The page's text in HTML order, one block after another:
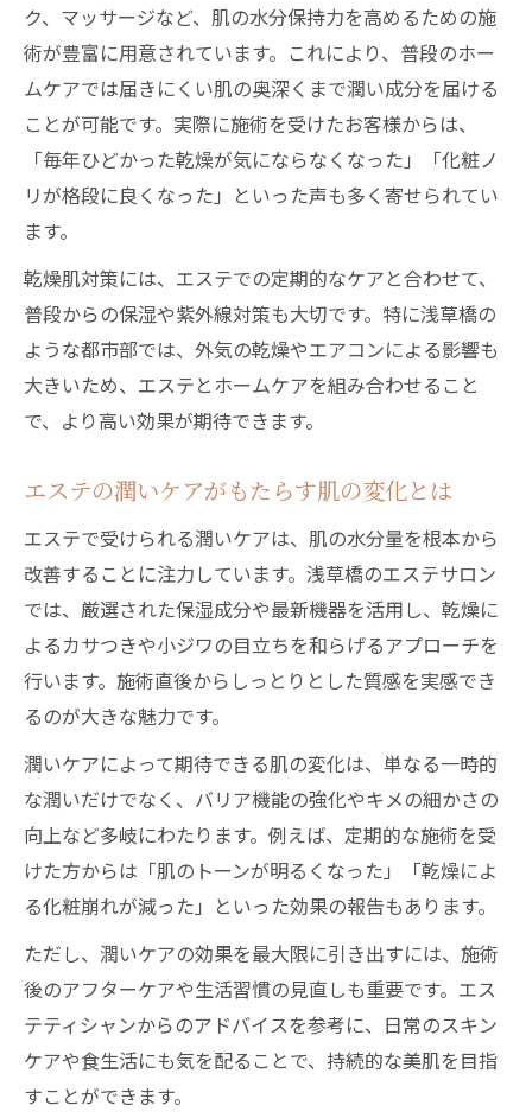
ク、マッサージなど、肌の水分保持力を高めるための施
術が豊富に用意されています。これにより、普段のホー
ムケアでは届きにくい肌の奥深くまで潤い成分を届ける
ことが可能です。実際に施術を受けたお客様からは、
「毎年ひどかった乾燥が気にならなくなった」「化粧ノ
リが格段に良くなった」といった声も多く寄せられてい
ます。
乾燥肌対策には、エステでの定期的なケアと合わせて、
普段からの保湿や紫外線対策も大切です。特に浅草橋の
ような都市部では、外気の乾燥やエアコンによる影響も
大きいため、エステとホームケアを組み合わせること
で、より高い効果が期待できます。
エステの潤いケアがもたらす肌の変化とは
エステで受けられる潤いケアは、肌の水分量を根本から
改善することに注力しています。浅草橋のエステサロン
では、厳選された保湿成分や最新機器を活用し、乾燥に
よるカサつきや小ジワの目立ちを和らげるアプローチを
行います。施術直後からしっとりとした質感を実感でき
るのが大きな魅力です。
潤いケアによって期待できる肌の変化は、単なる一時的
な潤いだけでなく、バリア機能の強化やキメの細かさの
向上など多岐にわたります。例えば、定期的な施術を受
けた方からは「肌のトーンが明るくなった」「乾燥によ
る化粧崩れが減った」といった効果の報告もあります。
ただし、潤いケアの効果を最大限に引き出すには、施術
後のアフターケアや生活習慣の見直しも重要です。エス
テティシャンからのアドバイスを参考に、日常のスキン
ケアや食生活にも気を配ることで、持続的な美肌を目指
すことができます。